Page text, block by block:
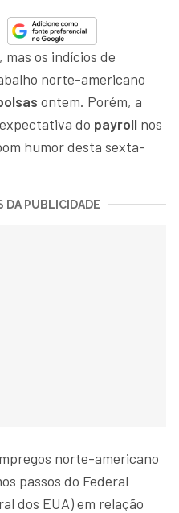
os indícios de
norte-americano
ontem. Porém, a
do payroll nos
humor desta sexta-
DA PUBLICIDADE
norte-americano
passos do Federal
dos EUA) em relação